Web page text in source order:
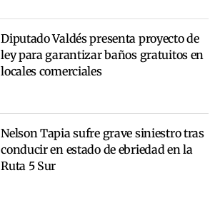
Diputado Valdés presenta proyecto de
ley para garantizar baños gratuitos en
locales comerciales
Nelson Tapia sufre grave siniestro tras
conducir en estado de ebriedad en la
Ruta 5 Sur